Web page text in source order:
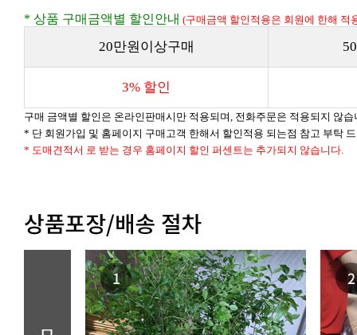
* 상품 구매금액별 할인안내 (구매금액 할인적용은 회원에 한해 적
20만원이상구매
3% 할인
구매 금액별 할인은 온라인판매시만 적용되며, 전화주문은 적용되지 않습
* 단 회원가입 및 홈페이지 구매고객 한해서 할인적용 되는점 참고 부탁
* 도매견적서 로 받는 경우 홈페이지 할인 퍼센트는 추가되지 않습니다.